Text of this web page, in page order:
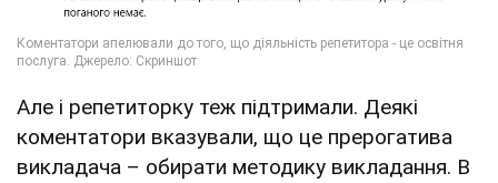
Але і репетиторку теж підтримали. Деякі
коментатори вказували, що це прерогатива
викладача – обирати методику викладання. В